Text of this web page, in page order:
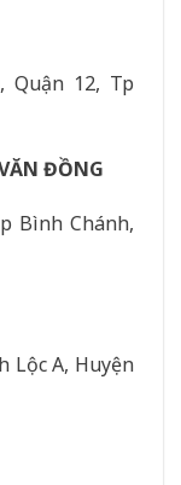
Quận 12, Tp
ĐỒNG
Bình Chánh,
Lộc A, Huyện